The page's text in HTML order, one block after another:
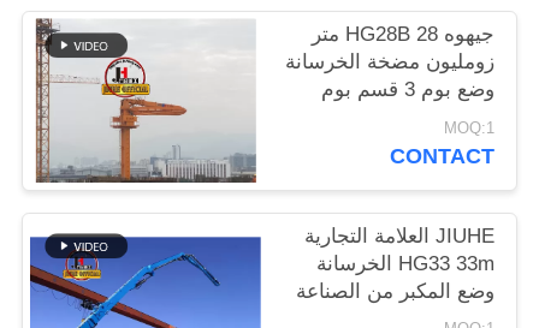
جيهوه HG28B 28 متر
زومليون مضخة الخرسانة
وضع بوم 3 قسم بوم
الخرسانة وضع بوم
MOQ:1
CONTACT
JIUHE العلامة التجارية
HG33 33m الخرسانة
وضع المكبر من الصناعة
تقنية المكبر الرائدة ل